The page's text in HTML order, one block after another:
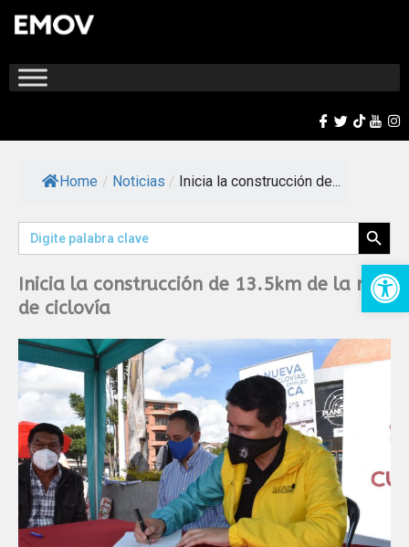
Home / Noticias / Inicia la construcción de...
Search
for:
Search Button
Inicia la construcción de 13.5km de la red
de ciclovía